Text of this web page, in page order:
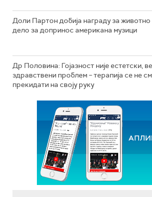
Доли Партон добија награду за животно
дело за допринос американа музици
Др Половина: Гојазност није естетски,
здравствени проблем – терапија се не
прекидати на своју руку